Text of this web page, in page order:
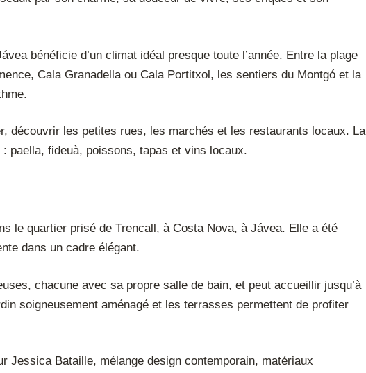
bénéficie d’un climat idéal presque toute l’année. Entre la plage
Cala Granadella ou Cala Portitxol, les sentiers du Montgó et la
découvrir les petites rues, les marchés et les restaurants locaux. La
paella, fideuà, poissons, tapas et vins locaux.
le quartier prisé de Trencall, à Costa Nova, à Jávea. Elle a été
dans un cadre élégant.
chacune avec sa propre salle de bain, et peut accueillir jusqu’à
soigneusement aménagé et les terrasses permettent de profiter
Jessica Bataille, mélange design contemporain, matériaux